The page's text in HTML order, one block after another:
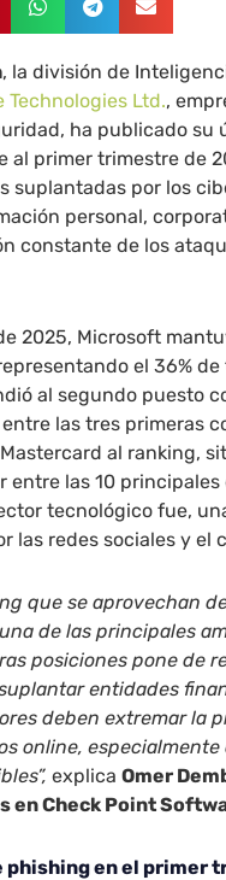
, la división de
Ltd.,
ha publicado su
al primer trimestre de
suplantadas por los
personal,
constante de los
2025, Microsoft
el 36%
al segundo puesto
las tres primeras
al ranking,
entre las 10
tecnológico fue,
las redes sociales y el
que se aprovechan
de las principales
posiciones pone de
entidades
deben extremar la
online, especialmente
explicaOmer
en Check Point
phishing en el primer